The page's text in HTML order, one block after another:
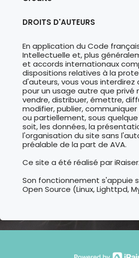
DROITS D'AUTEURS
En application du Code
Intellectuelle et, plus
et accords internationaux
dispositions relatives à la
d'auteurs, vous vous interdirez
pour un usage autre que privé
vendre, distribuer, émettre,
modifier, publier,
ou partiellement, sous
soit, les données, la
l'organisation du site sans
préalable de la part de AVA.
Ce site a été réalisé par iRaiser.
Son fonctionnement s'appuie
Open Source (Linux, Lighttpd,